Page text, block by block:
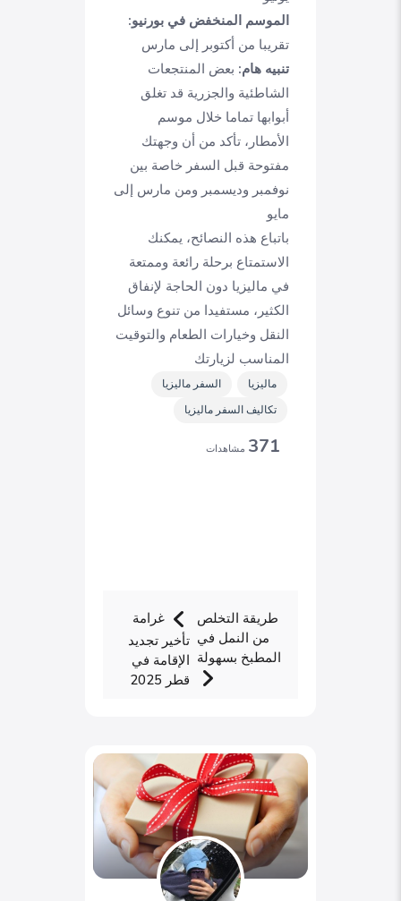
الموسم المنخفض في بورنيو:
تقريبا من أكتوبر إلى مارس
تنبيه هام: بعض المنتجعات
الشاطئية والجزرية قد تغلق
أبوابها تماما خلال موسم
الأمطار، تأكد من أن وجهتك
مفتوحة قبل السفر خاصة بين
نوفمبر وديسمبر ومن مارس إلى
مايو
باتباع هذه النصائح، يمكنك
الاستمتاع برحلة رائعة وممتعة
في ماليزيا دون الحاجة لإنفاق
الكثير، مستفيدا من تنوع وسائل
النقل وخيارات الطعام والتوقيت
المناسب لزيارتك
ماليزيا
السفر ماليزيا
تكاليف السفر ماليزيا
371 مشاهدات
غرامة
تأخير تجديد
الإقامة في
قطر 2025
طريقة التخلص
من النمل في
المطبخ بسهولة